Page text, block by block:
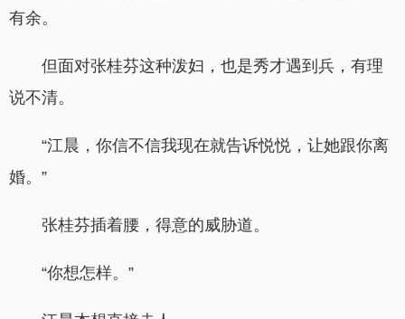
有余。
但面对张桂芬这种泼妇，也是秀才遇到兵，有理
说不清。
“江晨，你信不信我现在就告诉悦悦，让她跟你离
婚。”
张桂芬插着腰，得意的威胁道。
“你想怎样。”